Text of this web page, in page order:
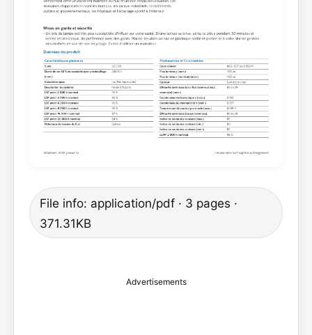
File info: application/pdf · 3 pages ·
371.31KB
Advertisements